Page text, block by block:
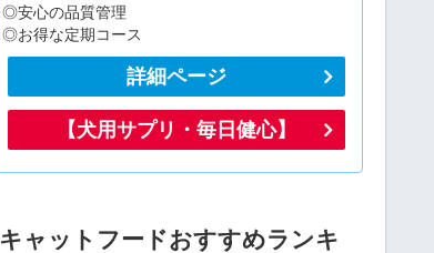
◎安心の品質管理
◎お得な定期コース
詳細ページ
【犬用サプリ・毎日健心】
キャットフードおすすめランキ